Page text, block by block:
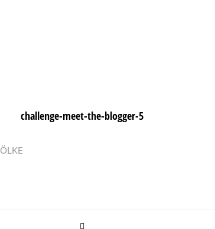
challenge-meet-the-blogger-5